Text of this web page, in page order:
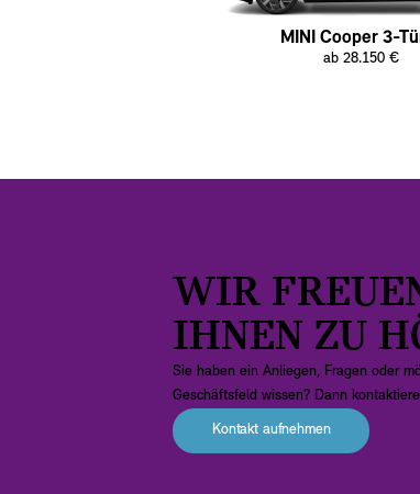
MINI Cooper 3-
ab 28.150 €
WIR
IHNEN ZU
Sie haben ein Anliegen, Fragen oder
Geschäftsfeld wissen? Dann
Kontakt aufnehmen